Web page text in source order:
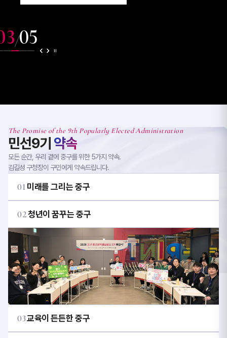
/05
The Promise of the 9th Popularly Elected Administration
민선9기 약속
모든 순간, 우리 곁에 중구를 위한 5가지 약속.
김길성 구청장이 구민에게 약속드립니다.
01 미래를 그리는 중구
02청년이 꿈꾸는 중구
03교육이 든든한 중구